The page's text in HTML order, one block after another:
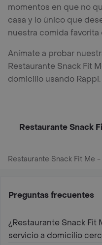
momentos en que no
casa y lo único que
nuestra comida favorita
Anímate a probar
Restaurante Snack Fit
domicilio usando Rappi.
Restaurante Snack
Restaurante Snack Fit Me
Preguntas frecuentes
¿Restaurante Snack Fit
servicio a domicilio